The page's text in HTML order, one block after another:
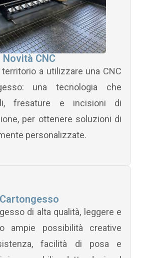
Novità CNC
a utilizzare una CNC
una tecnologia che
fresature e incisioni di
per ottenere soluzioni di
personalizzate.
Cartongesso
di alta qualità, leggere e
ampie possibilità creative
facilità di posa e